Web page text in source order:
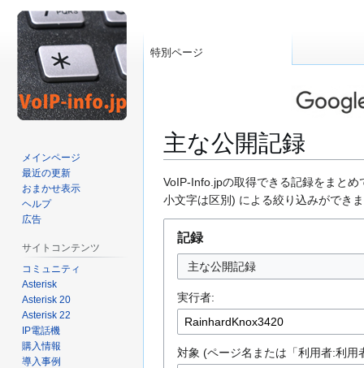
主な公開記録
ナ
ビ
ゲ
検
索
に
VoIP-Info.jpの取得できる記録をまと
小文字は区別) による絞り込みができ
記録
主な公開記録
実行者:
対象 (ページ名または「利用者:利用
特別ページ
メインページ
最近の更新
おまかせ表示
ヘルプ
広告
サイトコンテンツ
コミュニティ
Asterisk
Asterisk 20
Asterisk 22
IP電話機
購入情報
導入事例